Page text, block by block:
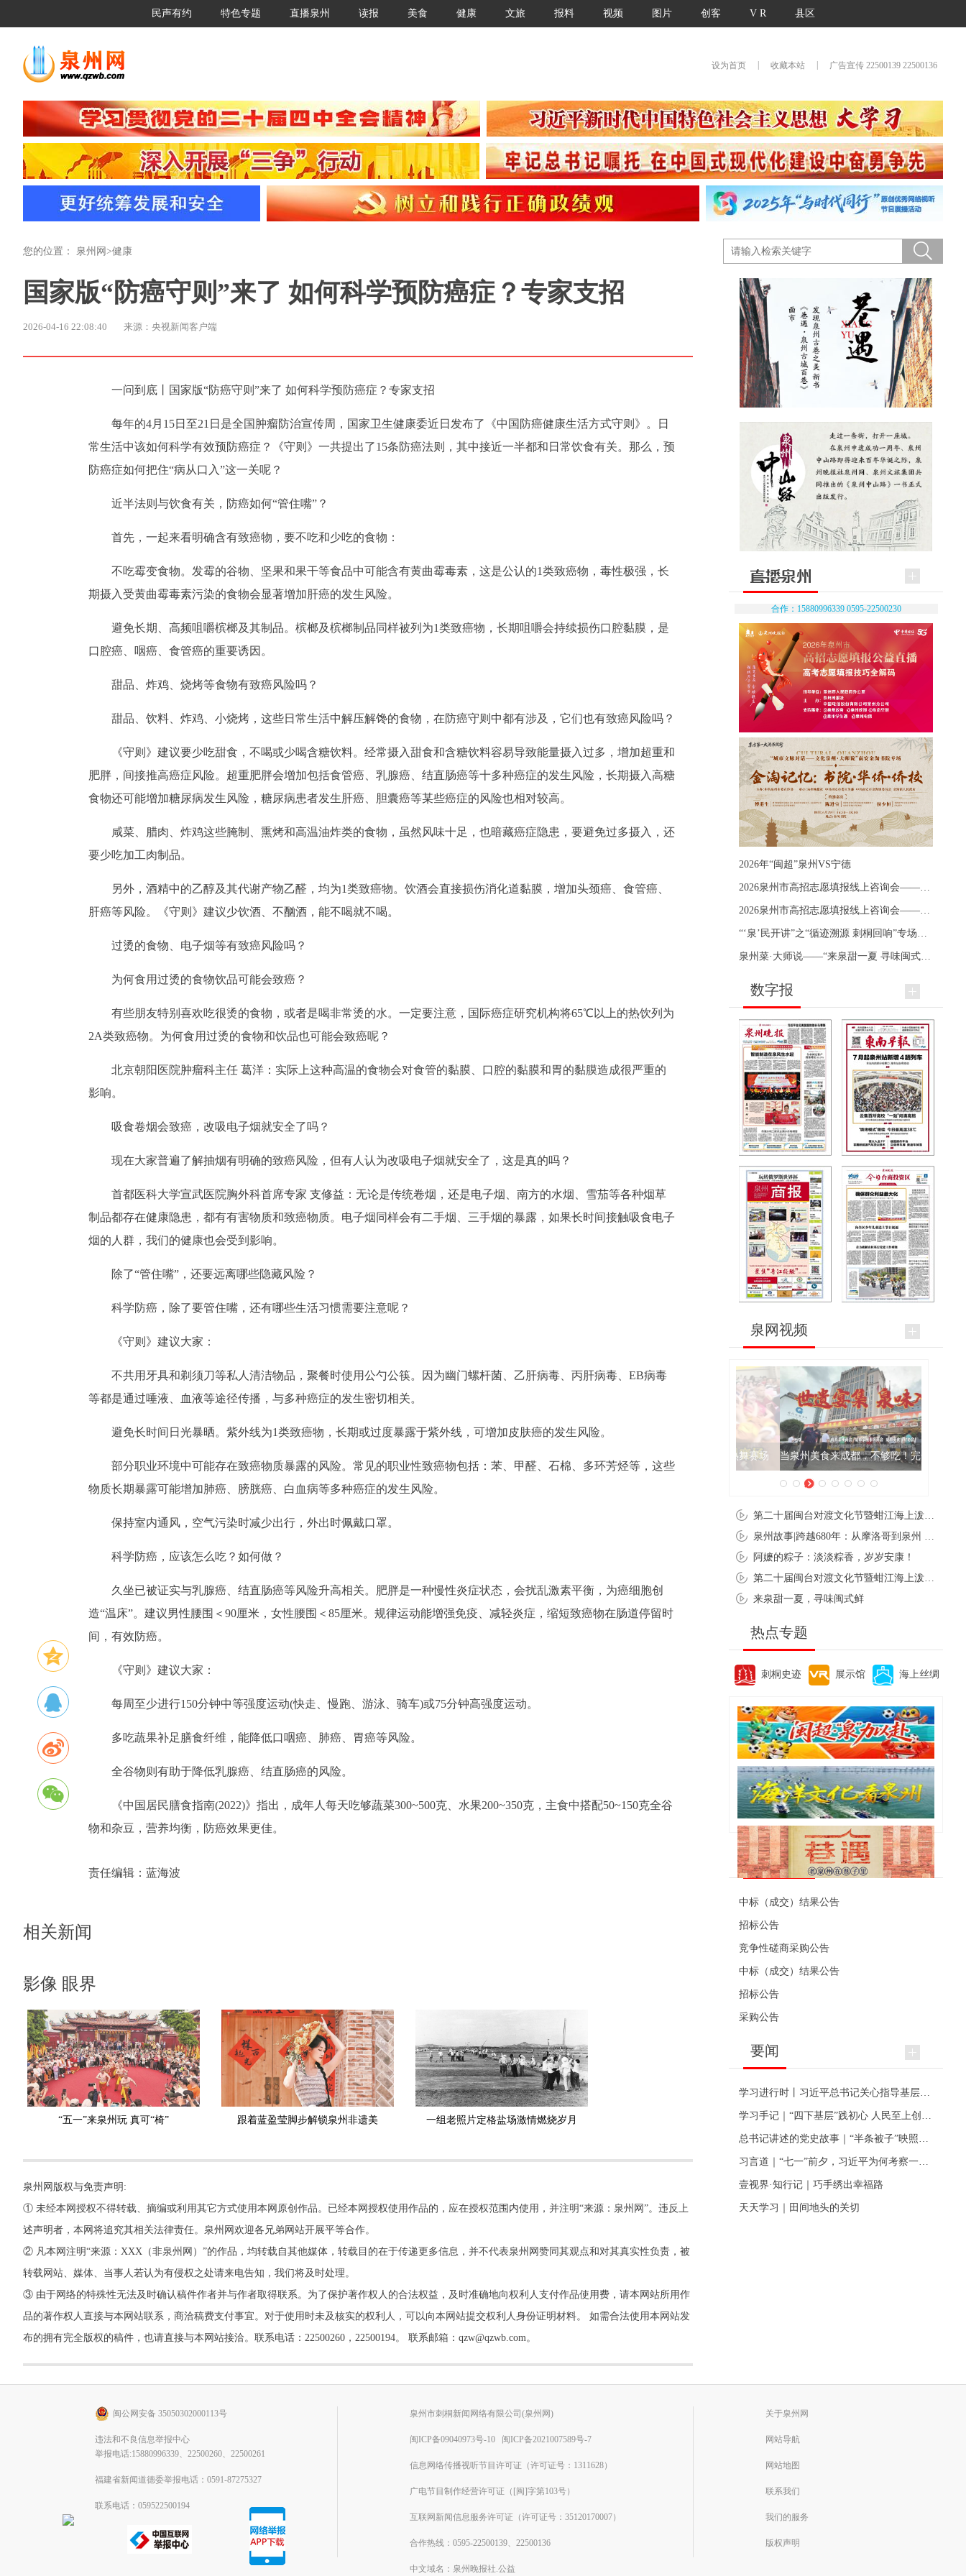
民声有约 特色专题 直播泉州 读报 美食 健康 文旅 报料 视频 图片 创客 V R 县区
设为首页 收藏本站 广告宣传 22500139 22500136
您的位置： 泉州网 >健康
国家版“防癌守则”来了 如何科学预防癌症？专家支招
2026-04-16 22:08:40 来源：央视新闻客户端
一问到底丨国家版“防癌守则”来了 如何科学预防癌症？专家支招
每年的4月15日至21日是全国肿瘤防治宣传周，国家卫生健康委近日发布了《中国防癌健康生活方式守则》。日
常生活中该如何科学有效预防癌症？《守则》一共提出了15条防癌法则，其中接近一半都和日常饮食有关。那么，预
防癌症如何把住“病从口入”这一关呢？
近半法则与饮食有关，防癌如何“管住嘴”？
首先，一起来看明确含有致癌物，要不吃和少吃的食物：
不吃霉变食物。发霉的谷物、坚果和果干等食品中可能含有黄曲霉毒素，这是公认的1类致癌物，毒性极强，长
期摄入受黄曲霉毒素污染的食物会显著增加肝癌的发生风险。
避免长期、高频咀嚼槟榔及其制品。槟榔及槟榔制品同样被列为1类致癌物，长期咀嚼会持续损伤口腔黏膜，是
口腔癌、咽癌、食管癌的重要诱因。
甜品、炸鸡、烧烤等食物有致癌风险吗？
甜品、饮料、炸鸡、小烧烤，这些日常生活中解压解馋的食物，在防癌守则中都有涉及，它们也有致癌风险吗？
《守则》建议要少吃甜食，不喝或少喝含糖饮料。经常摄入甜食和含糖饮料容易导致能量摄入过多，增加超重和
肥胖，间接推高癌症风险。超重肥胖会增加包括食管癌、乳腺癌、结直肠癌等十多种癌症的发生风险，长期摄入高糖
食物还可能增加糖尿病发生风险，糖尿病患者发生肝癌、胆囊癌等某些癌症的风险也相对较高。
咸菜、腊肉、炸鸡这些腌制、熏烤和高温油炸类的食物，虽然风味十足，也暗藏癌症隐患，要避免过多摄入，还
要少吃加工肉制品。
另外，酒精中的乙醇及其代谢产物乙醛，均为1类致癌物。饮酒会直接损伤消化道黏膜，增加头颈癌、食管癌、
肝癌等风险。《守则》建议少饮酒、不酗酒，能不喝就不喝。
过烫的食物、电子烟等有致癌风险吗？
为何食用过烫的食物饮品可能会致癌？
有些朋友特别喜欢吃很烫的食物，或者是喝非常烫的水。一定要注意，国际癌症研究机构将65℃以上的热饮列为
2A类致癌物。为何食用过烫的食物和饮品也可能会致癌呢？
北京朝阳医院肿瘤科主任 葛洋：实际上这种高温的食物会对食管的黏膜、口腔的黏膜和胃的黏膜造成很严重的
影响。
吸食卷烟会致癌，改吸电子烟就安全了吗？
现在大家普遍了解抽烟有明确的致癌风险，但有人认为改吸电子烟就安全了，这是真的吗？
首都医科大学宣武医院胸外科首席专家 支修益：无论是传统卷烟，还是电子烟、南方的水烟、雪茄等各种烟草
制品都存在健康隐患，都有有害物质和致癌物质。电子烟同样会有二手烟、三手烟的暴露，如果长时间接触吸食电子
烟的人群，我们的健康也会受到影响。
除了“管住嘴”，还要远离哪些隐藏风险？
科学防癌，除了要管住嘴，还有哪些生活习惯需要注意呢？
《守则》建议大家：
不共用牙具和剃须刀等私人清洁物品，聚餐时使用公勺公筷。因为幽门螺杆菌、乙肝病毒、丙肝病毒、EB病毒
等都是通过唾液、血液等途径传播，与多种癌症的发生密切相关。
避免长时间日光暴晒。紫外线为1类致癌物，长期或过度暴露于紫外线，可增加皮肤癌的发生风险。
部分职业环境中可能存在致癌物质暴露的风险。常见的职业性致癌物包括：苯、甲醛、石棉、多环芳烃等，这些
物质长期暴露可能增加肺癌、膀胱癌、白血病等多种癌症的发生风险。
保持室内通风，空气污染时减少出行，外出时佩戴口罩。
科学防癌，应该怎么吃？如何做？
久坐已被证实与乳腺癌、结直肠癌等风险升高相关。肥胖是一种慢性炎症状态，会扰乱激素平衡，为癌细胞创
造“温床”。建议男性腰围＜90厘米，女性腰围＜85厘米。规律运动能增强免疫、减轻炎症，缩短致癌物在肠道停留时
间，有效防癌。
《守则》建议大家：
每周至少进行150分钟中等强度运动(快走、慢跑、游泳、骑车)或75分钟高强度运动。
多吃蔬果补足膳食纤维，能降低口咽癌、肺癌、胃癌等风险。
全谷物则有助于降低乳腺癌、结直肠癌的风险。
《中国居民膳食指南(2022)》指出，成年人每天吃够蔬菜300~500克、水果200~350克，主食中搭配50~150克全谷
物和杂豆，营养均衡，防癌效果更佳。
责任编辑： 蓝海波
相关新闻
影像 眼界
“五一”来泉州玩 真可“椅” 跟着蓝盈莹脚步解锁泉州非遗美 一组老照片定格盐场激情燃烧岁月
泉州网版权与免责声明:
① 未经本网授权不得转载、摘编或利用其它方式使用本网原创作品。已经本网授权使用作品的，应在授权范围内使用，并注明“来源：泉州网”。违反上
述声明者，本网将追究其相关法律责任。泉州网欢迎各兄弟网站开展平等合作。
② 凡本网注明“来源：XXX（非泉州网）”的作品，均转载自其他媒体，转载目的在于传递更多信息，并不代表泉州网赞同其观点和对其真实性负责，被
转载网站、媒体、当事人若认为有侵权之处请来电告知，我们将及时处理。
③ 由于网络的特殊性无法及时确认稿件作者并与作者取得联系。为了保护著作权人的合法权益，及时准确地向权利人支付作品使用费，请本网站所用作
品的著作权人直接与本网站联系，商洽稿费支付事宜。对于使用时未及核实的权利人，可以向本网站提交权利人身份证明材料。 如需合法使用本网站发
布的拥有完全版权的稿件，也请直接与本网站接洽。联系电话：22500260，22500194。 联系邮箱：qzw@qzwb.com。
合作：15880996339 0595-22500230
2026年“闽超”泉州VS宁德
数字报
泉网视频
当泉州美食来成都，不够吃！完全不够吃！
阿嬷的粽子：淡淡粽香，岁岁安康！
来泉甜一夏，寻味闽式鲜
热点专题
刺桐史迹 展示馆 海上丝绸
便民资讯
中标（成交）结果公告
招标公告
竞争性磋商采购公告
中标（成交）结果公告
招标公告
采购公告
要闻
壹视界·知行记｜巧手绣出幸福路
天天学习｜田间地头的关切
闽公网安备 35050302000113号
违法和不良信息举报中心
举报电话:15880996339、22500260、22500261
福建省新闻道德委举报电话：0591-87275327
联系电话：059522500194
泉州市刺桐新闻网络有限公司(泉州网)
闽ICP备09040973号-10 闽ICP备2021007589号-7
信息网络传播视听节目许可证（许可证号：1311628）
广电节目制作经营许可证（[闽]字第103号）
互联网新闻信息服务许可证（许可证号：35120170007）
合作热线：0595-22500139、22500136
中文域名：泉州晚报社.公益
关于泉州网
网站导航
网站地图
联系我们
我们的服务
版权声明